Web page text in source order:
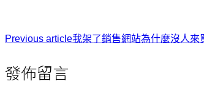
Previous article我架了銷售網站為什麼沒人來
發佈留言